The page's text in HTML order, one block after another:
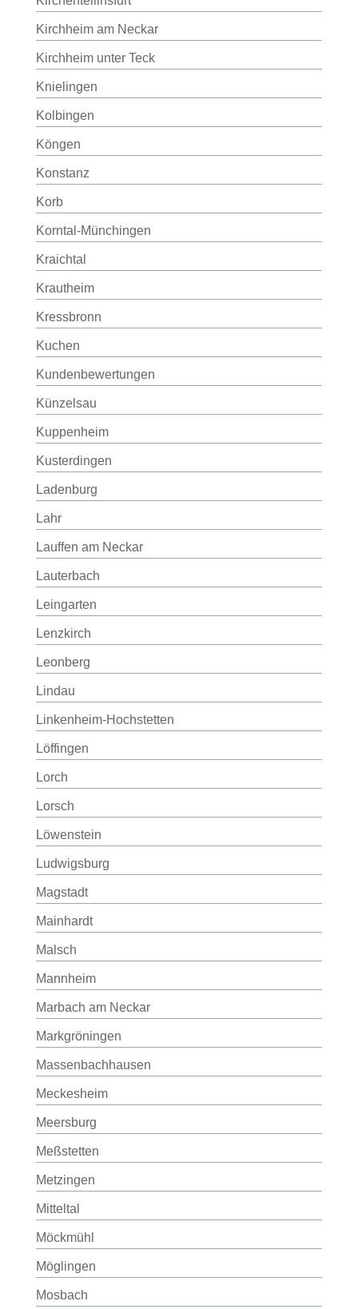
Kirchheim am Neckar
Kirchheim unter Teck
Knielingen
Kolbingen
Köngen
Konstanz
Korb
Korntal-Münchingen
Kraichtal
Krautheim
Kressbronn
Kuchen
Kundenbewertungen
Künzelsau
Kuppenheim
Kusterdingen
Ladenburg
Lahr
Lauffen am Neckar
Lauterbach
Leingarten
Lenzkirch
Leonberg
Lindau
Linkenheim-Hochstetten
Löffingen
Lorch
Lorsch
Löwenstein
Ludwigsburg
Magstadt
Mainhardt
Malsch
Mannheim
Marbach am Neckar
Markgröningen
Massenbachhausen
Meckesheim
Meersburg
Meßstetten
Metzingen
Mitteltal
Möckmühl
Möglingen
Mosbach